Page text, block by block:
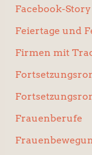
Facebook-Story
Feiertage und
Firmen mit
Frauenberufe